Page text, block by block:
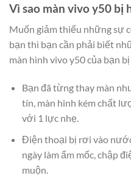
Vì sao màn vivo y50 bị
Muốn giảm thiểu những sự
bạn thì bạn cần phải biết
màn hình vivo y50 của bạn
Bạn đã từng thay màn
tín, màn hinh kém chất
với 1 lực nhẹ.
Điện thoại bị rơi vào
ngày làm ẩm mốc, chập
muộn.